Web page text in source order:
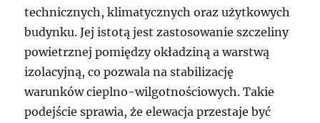
technicznych, klimatycznych oraz użytkowych
budynku. Jej istotą jest zastosowanie szczeliny
powietrznej pomiędzy okładziną a warstwą
izolacyjną, co pozwala na stabilizację
warunków cieplno-wilgotnościowych. Takie
podejście sprawia, że elewacja przestaje być